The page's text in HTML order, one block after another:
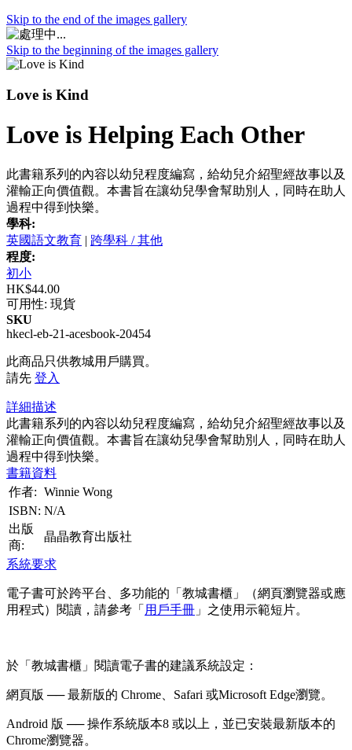
Skip to the end of the images gallery
Skip to the beginning of the images gallery
Love is Kind
Love is Helping Each Other
此書籍系列的內容以幼兒程度編寫，給幼兒介紹聖經故事以及
灌輸正向價值觀。本書旨在讓幼兒學會幫助別人，同時在助人
過程中得到快樂。
學科:
英國語文教育 | 跨學科 / 其他
程度:
初小
HK$44.00
可用性: 現貨
SKU
hkecl-eb-21-acesbook-20454
此商品只供教城用戶購買。
請先 登入
詳細描述
此書籍系列的內容以幼兒程度編寫，給幼兒介紹聖經故事以及
灌輸正向價值觀。本書旨在讓幼兒學會幫助別人，同時在助人
過程中得到快樂。
書籍資料
作者: Winnie Wong
ISBN: N/A
出版
商:
晶晶教育出版社
系統要求
電子書可於跨平台、多功能的「教城書櫃」（網頁瀏覽器或應
用程式）閱讀，請參考「 用戶手冊 」之使用示範短片。
於「教城書櫃」閱讀電子書的建議系統設定：
網頁版 ── 最新版的 Chrome、Safari 或Microsoft Edge瀏覽。
Android 版 ── 操作系統版本8 或以上，並已安裝最新版本的
Chrome瀏覽器。